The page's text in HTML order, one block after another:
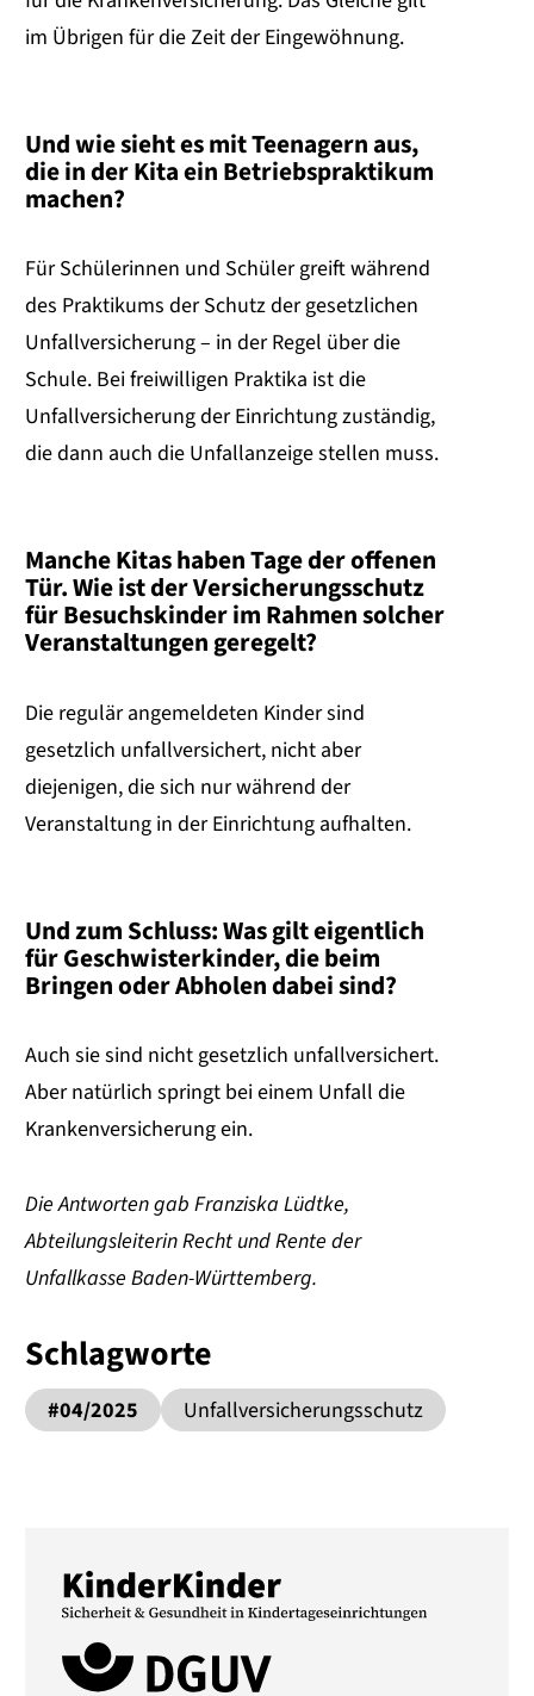
im Übrigen für die Zeit der Eingewöhnung.
Und wie sieht es mit Teenagern aus,
die in der Kita ein Betriebspraktikum
machen?
Für Schülerinnen und Schüler greift während
des Praktikums der Schutz der gesetzlichen
Unfallversicherung – in der Regel über die
Schule. Bei freiwilligen Praktika ist die
Unfallversicherung der Einrichtung zuständig,
die dann auch die Unfallanzeige stellen muss.
Manche Kitas haben Tage der offenen
Tür. Wie ist der Versicherungsschutz
für Besuchskinder im Rahmen solcher
Veranstaltungen geregelt?
Die regulär angemeldeten Kinder sind
gesetzlich unfallversichert, nicht aber
diejenigen, die sich nur während der
Veranstaltung in der Einrichtung aufhalten.
Und zum Schluss: Was gilt eigentlich
für Geschwisterkinder, die beim
Bringen oder Abholen dabei sind?
Auch sie sind nicht gesetzlich unfallversichert.
Aber natürlich springt bei einem Unfall die
Krankenversicherung ein.
Die Antworten gab Franziska Lüdtke,
Abteilungsleiterin Recht und Rente der
Unfallkasse Baden-Württemberg.
Schlagworte
#04/2025 Unfallversicherungsschutz